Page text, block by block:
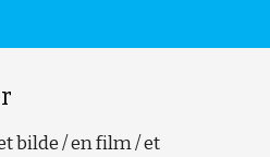
bilde / en film / et